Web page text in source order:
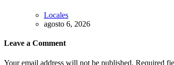
Locales
agosto 6, 2026
Leave a Comment
Your email address will not be published. Required